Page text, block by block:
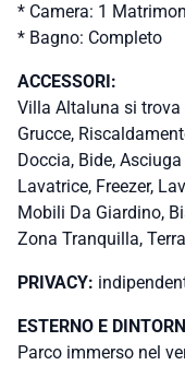
* Camera: 1
* Bagno: Completo
ACCESSORI:
Villa Altaluna si
Grucce,
Doccia, Bide,
Lavatrice, Freezer,
Mobili Da Giardino,
Zona Tranquilla,
PRIVACY:
ESTERNO E
Parco immerso nel